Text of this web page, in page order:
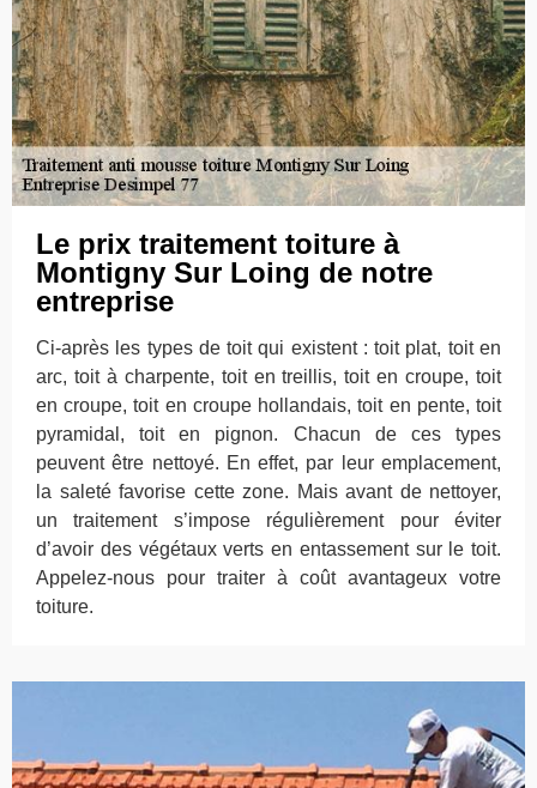
Le prix traitement toiture à
Montigny Sur Loing de notre
entreprise
Ci-après les types de toit qui existent : toit plat, toit en
arc, toit à charpente, toit en treillis, toit en croupe, toit
en croupe, toit en croupe hollandais, toit en pente, toit
pyramidal, toit en pignon. Chacun de ces types
peuvent être nettoyé. En effet, par leur emplacement,
la saleté favorise cette zone. Mais avant de nettoyer,
un traitement s’impose régulièrement pour éviter
d’avoir des végétaux verts en entassement sur le toit.
Appelez-nous pour traiter à coût avantageux votre
toiture.